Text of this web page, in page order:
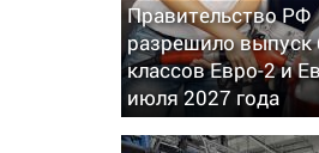
Правительство РФ
разрешило выпуск
классов Евро-2 и
июля 2027 года